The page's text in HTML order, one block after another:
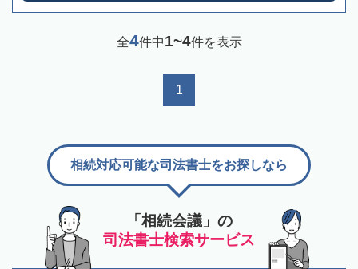
全4件中1~4件を表示
1
「相続会議」の
司法書士検索サービス
相続対応可能な司法書士をお探しなら